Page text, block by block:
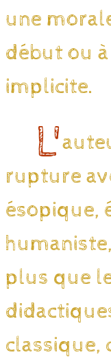
une
début ou
implicite.
L'
rupture
ésopique,
plus que
classique,